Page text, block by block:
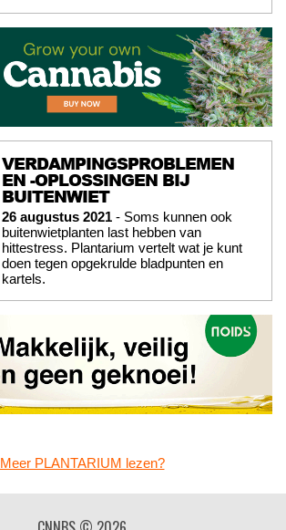
VERDAMPINGSPROBLEMEN
EN -OPLOSSINGEN BIJ
BUITENWIET
26 augustus 2021 - Soms kunnen ook
buitenwietplanten last hebben van
hittestress. Plantarium vertelt wat je kunt
doen tegen opgekrulde bladpunten en
kartels.
Meer PLANTARIUM lezen?